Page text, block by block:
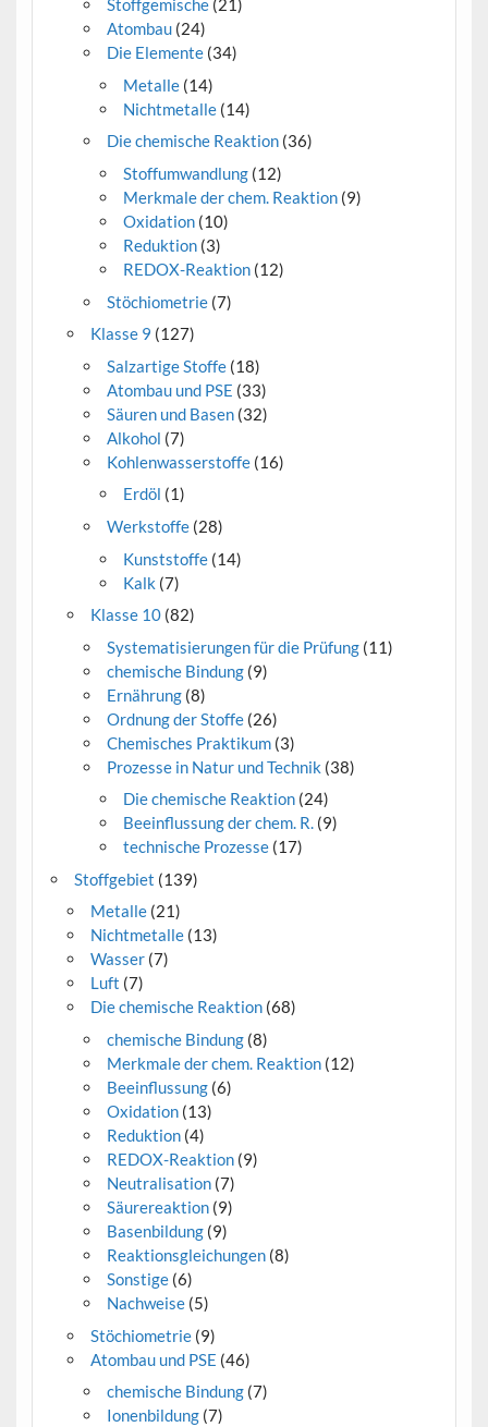
Stoffgemische (21)
Atombau (24)
Die Elemente (34)
Metalle (14)
Nichtmetalle (14)
Die chemische Reaktion (36)
Stoffumwandlung (12)
Merkmale der chem. Reaktion (9)
Oxidation (10)
Reduktion (3)
REDOX-Reaktion (12)
Stöchiometrie (7)
Klasse 9 (127)
Salzartige Stoffe (18)
Atombau und PSE (33)
Säuren und Basen (32)
Alkohol (7)
Kohlenwasserstoffe (16)
Erdöl (1)
Werkstoffe (28)
Kunststoffe (14)
Kalk (7)
Klasse 10(82)
Systematisierungen für die Prüfung (11)
chemische Bindung (9)
Ernährung (8)
Ordnung der Stoffe (26)
Chemisches Praktikum (3)
Prozesse in Natur und Technik (38)
Die chemische Reaktion (24)
Beeinflussung der chem. R. (9)
technische Prozesse (17)
Stoffgebiet (139)
Metalle(21)
Nichtmetalle(13)
Wasser(7)
Luft (7)
Die chemische Reaktion(68)
chemische Bindung (8)
Merkmale der chem. Reaktion (12)
Beeinflussung (6)
Oxidation (13)
Reduktion (4)
REDOX-Reaktion (9)
Neutralisation (7)
Säurereaktion (9)
Basenbildung (9)
Reaktionsgleichungen (8)
Sonstige (6)
Nachweise (5)
Stöchiometrie(9)
Atombau und PSE (46)
chemische Bindung (7)
Ionenbildung (7)